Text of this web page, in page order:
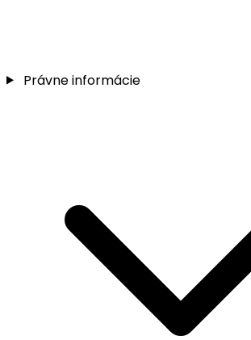
Právne informácie